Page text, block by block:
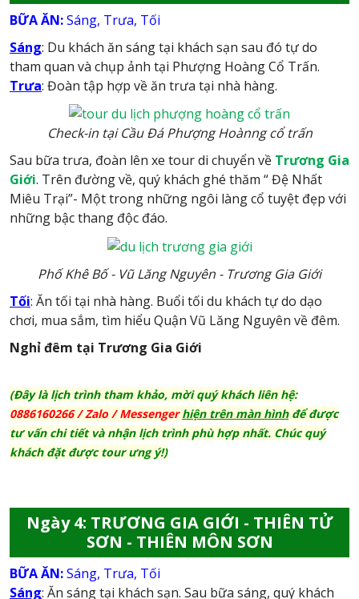
BỮA ĂN:Sáng, Trưa, Tối
Sáng: Du khách ăn sáng tại khách sạn sau đó tự do
tham quan và chụp ảnh tại Phượng Hoàng Cổ Trấn.
Trưa: Đoàn tập hợp về ăn trưa tại nhà hàng.
Check-in tại Cầu Đá Phượng Hoànng cổ trấn
Sau bữa trưa, đoàn lên xe tour di chuyển về Trương Gia
Giới. Trên đường về, quý khách ghé thăm “ Đệ Nhất
Miêu Trại”- Một trong những ngôi làng cổ tuyệt đẹp với
những bậc thang độc đáo.
Phố Khê Bố - Vũ Lăng Nguyên - Trương Gia Giới
Tối: Ăn tối tại nhà hàng. Buổi tối du khách tự do dạo
chơi, mua sắm, tìm hiểu Quận Vũ Lăng Nguyên về đêm.
Nghỉ đêm tại Trương Gia Giới
(Đây là lịch trình tham khảo, mời quý khách liên hệ:
0886160266 / Zalo / Messengerhiện trên màn hình để được
tư vấn chi tiết và nhận lịch trình phù hợp nhất. Chúc quý
khách đặt được tour ưng ý!)
Ngày 4: TRƯƠNG GIA GIỚI - THIÊN TỬ
SƠN - THIÊN MÔN SƠN
BỮA ĂN:Sáng, Trưa, Tối
Sáng: Ăn sáng tại khách sạn. Sau bữa sáng, quý khách